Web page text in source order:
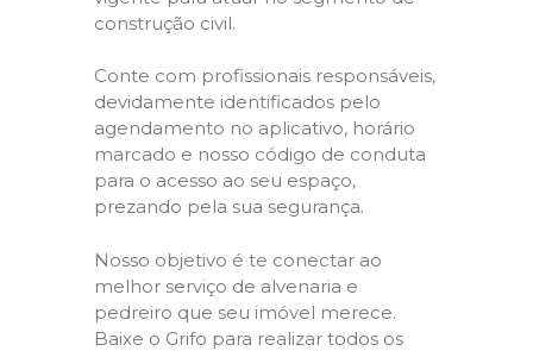
construção civil.
Conte com profissionais responsáveis,
devidamente identificados pelo
agendamento no aplicativo, horário
marcado e nosso código de conduta
para o acesso ao seu espaço,
prezando pela sua segurança.
Nosso objetivo é te conectar ao
melhor serviço de alvenaria e
pedreiro que seu imóvel merece.
Baixe o Grifo para realizar todos os